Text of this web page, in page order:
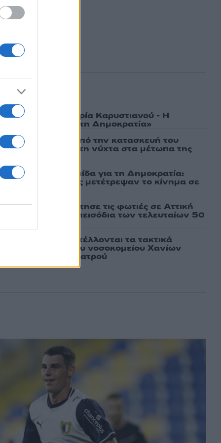
μένει η Μαρία Καρυστιανού - Η
την «Ελπίδα για τη Δημοκρατία»
εικόνες από την κατασκευή του
θα επιχειρεί και τη νύχτα στα μέτωπα της
στην Ελπίδα για τη Δημοκρατία:
και Γαλανός μετέτρεψαν το κίνημα σε
που τροφοδότησε τις φωτιές σε Αττική
τα ισχυρότερα επεισόδια των τελευταίων 50
αληθινό - Aναστέλλονται τα τακτικά
του νοσοκομείου Χανίων
μηχανάκι του γιατρού